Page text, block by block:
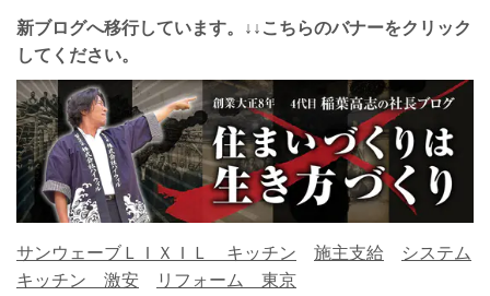
新ブログへ移行しています。↓↓こちらのバナーをクリック
してください。
サンウェーブＬＩＸＩＬ キッチン 施主支給
システム
キッチン 激安
リフォーム 東京